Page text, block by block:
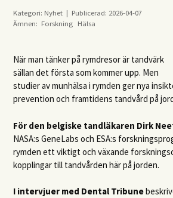
Kategori: Nyhet | Publicerad: 2026-04-07
Ämnen: Forskning Hälsa
När man tänker på rymdresor är tandvärk
sällan det första som kommer upp. Men
studier av munhälsa i rymden ger nya
prevention och framtidens tandvård på
För den belgiske tandläkaren Dirk
NASA:s GeneLabs och ESA:s
rymden ett viktigt och växande
kopplingar till tandvården här på jorden.
I intervjuer med Dental Tribune